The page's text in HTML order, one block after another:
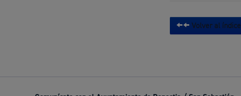
Volver al índice